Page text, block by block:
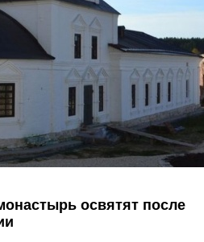
освятят после